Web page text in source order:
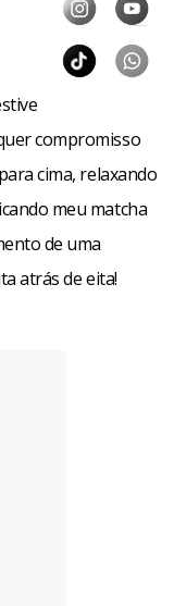
compromisso
cima, relaxando
meu matcha
de uma
atrás de eita!